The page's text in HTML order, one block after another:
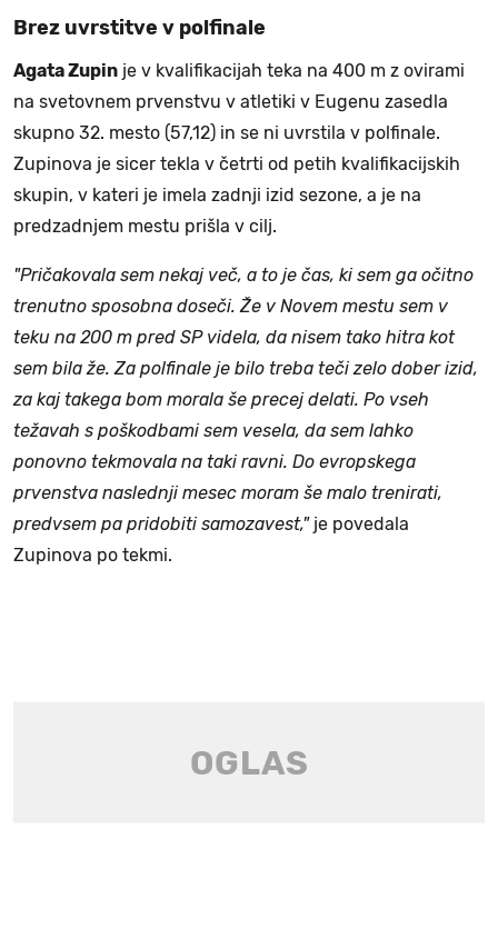
Brez uvrstitve v polfinale
Agata Zupin je v kvalifikacijah teka na 400 m z ovirami
na svetovnem prvenstvu v atletiki v Eugenu zasedla
skupno 32. mesto (57,12) in se ni uvrstila v polfinale.
Zupinova je sicer tekla v četrti od petih kvalifikacijskih
skupin, v kateri je imela zadnji izid sezone, a je na
predzadnjem mestu prišla v cilj.
"Pričakovala sem nekaj več, a to je čas, ki sem ga očitno
trenutno sposobna doseči. Že v Novem mestu sem v
teku na 200 m pred SP videla, da nisem tako hitra kot
sem bila že. Za polfinale je bilo treba teči zelo dober izid,
za kaj takega bom morala še precej delati. Po vseh
težavah s poškodbami sem vesela, da sem lahko
ponovno tekmovala na taki ravni. Do evropskega
prvenstva naslednji mesec moram še malo trenirati,
predvsem pa pridobiti samozavest,"je povedala
Zupinova po tekmi.